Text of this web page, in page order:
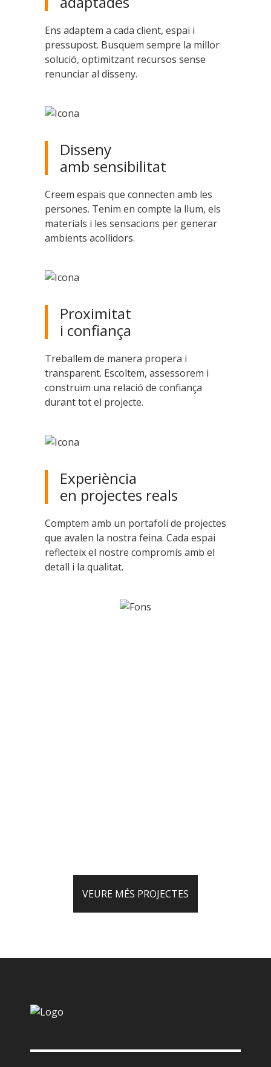
Ens adaptem a cada client, espai i
pressupost. Busquem sempre la millor
solució, optimitzant recursos sense
renunciar al disseny.
Disseny
amb sensibilitat
Creem espais que connecten amb les
persones. Tenim en compte la llum, els
materials i les sensacions per generar
ambients acollidors.
Proximitat
i confiança
Treballem de manera propera i
transparent. Escoltem, assessorem i
construïm una relació de confiança
durant tot el projecte.
Experiència
en projectes reals
Comptem amb un portafoli de projectes
que avalen la nostra feina. Cada espai
reflecteix el nostre compromís amb el
detall i la qualitat.
VEURE MÉS PROJECTES